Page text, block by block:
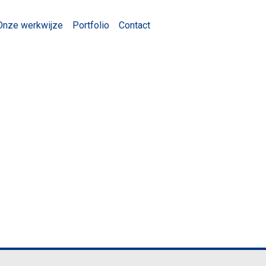
werkwijze Portfolio Contact